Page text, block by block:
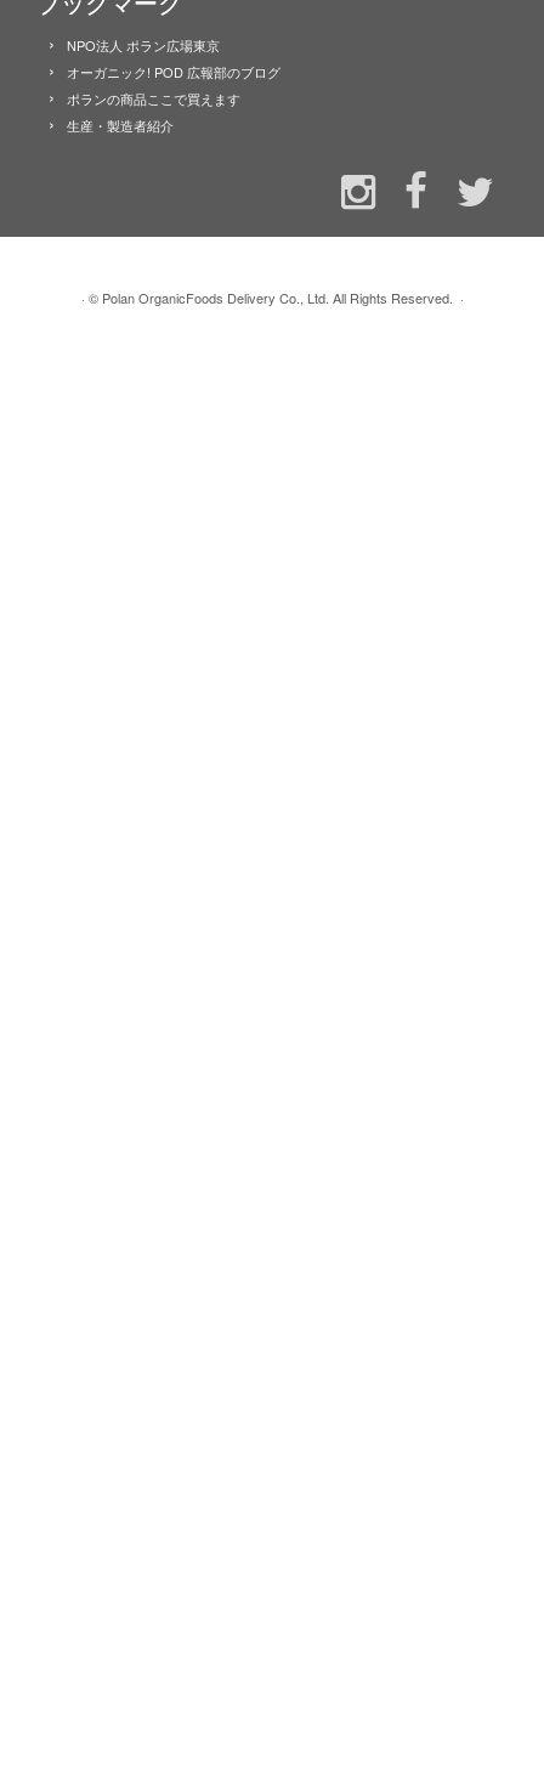
NPO法人 ポラン広場東京
オーガニック! POD 広報部のブログ
ポランの商品ここで買えます
生産・製造者紹介
· © Polan OrganicFoods Delivery Co., Ltd. All Rights Reserved. ·